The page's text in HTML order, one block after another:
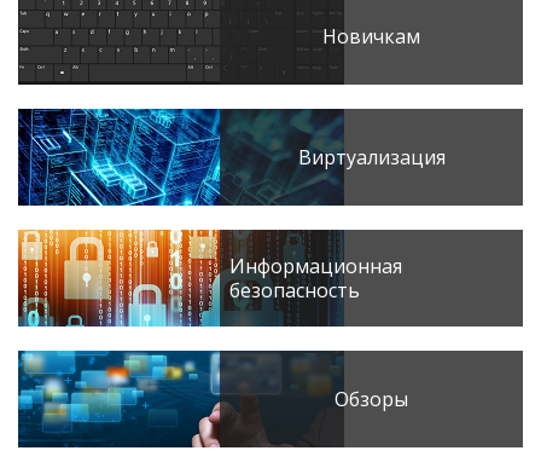
Новичкам
Виртуализация
Информационная
безопасность
Обзоры